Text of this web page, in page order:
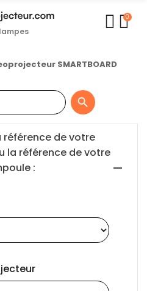
0
SMARTBOARD

référence de votre
la référence de votre
: